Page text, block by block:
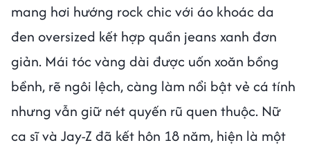
mang hơi hướng rock chic với áo khoác da
đen oversized kết hợp quần jeans xanh đơn
giản. Mái tóc vàng dài được uốn xoăn bồng
bềnh, rẽ ngôi lệch, càng làm nổi bật vẻ cá tính
nhưng vẫn giữ nét quyến rũ quen thuộc. Nữ
ca sĩ và Jay-Z đã kết hôn 18 năm, hiện là một